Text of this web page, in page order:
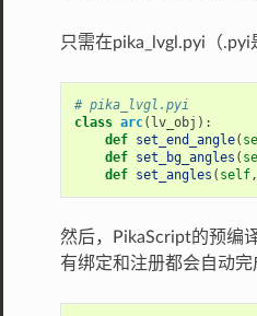
只需在pika_lvgl.pyi（
# pika_lvgl.pyi
class arc( lv_obj ):
def set_end_angle(
def set_bg_angles (
def set_angles ( self,
然后，PikaScript的预编
有绑定和注册都会自动完